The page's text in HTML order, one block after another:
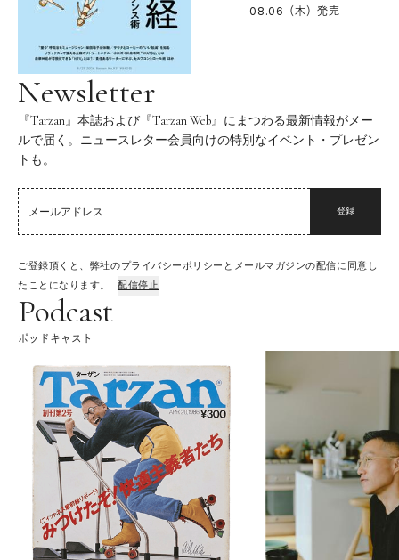
08.06（木）発売
Newsletter
『Tarzan』本誌および『Tarzan Web』にまつわる最新情報がメー
ルで届く。ニュースレター会員向けの特別なイベント・プレゼン
トも。
登録
ご登録頂くと、弊社のプライバシーポリシーとメールマガジンの配信に同意し
たことになります。
配信停止
Podcast
ポッドキャスト